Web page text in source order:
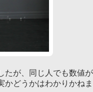
たが、同じ人でも数値が
かどうかはわかりかねま